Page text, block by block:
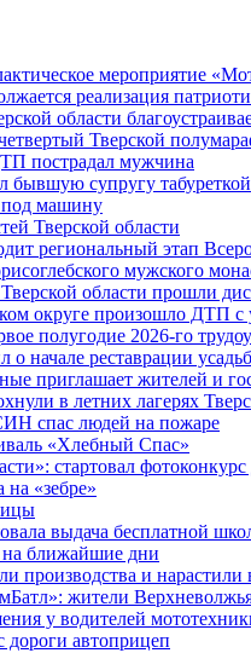
мероприятие
реализация
области
Тверской
пострадал мужчина
бывшую супругу табуреткой
машину
Тверской области
региональный этап
мужского
области прошли
округе произошло ДТП с
полугодие 2026-го
начале реставрации
приглашает жителей и
в летних лагерях
спас людей на пожаре
«Хлебный Спас»
стартовал
«зебре»
выдача бесплатной
ближайшие дни
производства и
жители
у водителей
автоприцеп